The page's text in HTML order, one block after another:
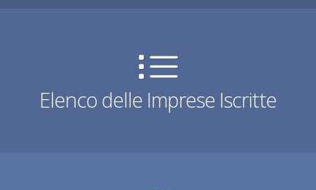
Elenco delle Imprese Iscritte